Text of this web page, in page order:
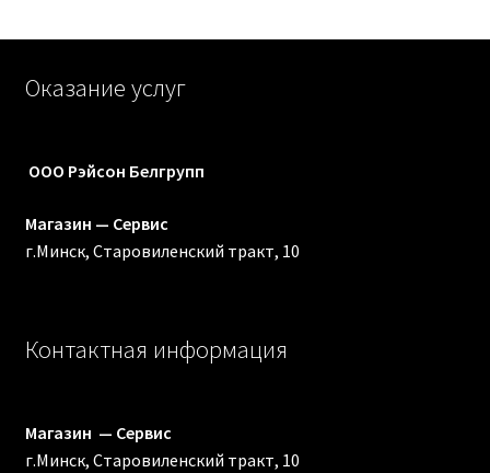
Оказание услуг
ООО Рэйсон Белгрупп
Магазин — Сервис
г.Минск, Старовиленский тракт, 10
Контактная информация
Магазин — Сервис
г.Минск, Старовиленский тракт, 10